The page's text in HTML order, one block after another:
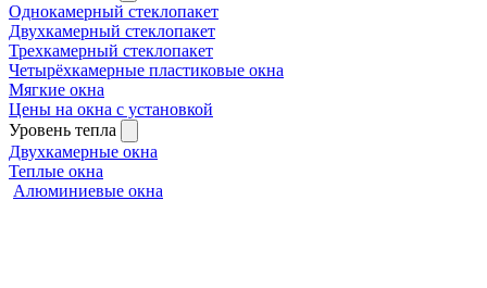
Однокамерный стеклопакет
Двухкамерный стеклопакет
Трехкамерный стеклопакет
Четырёхкамерные пластиковые окна
Мягкие окна
Цены на окна с установкой
Уровень тепла
Двухкамерные окна
Теплые окна
Алюминиевые окна